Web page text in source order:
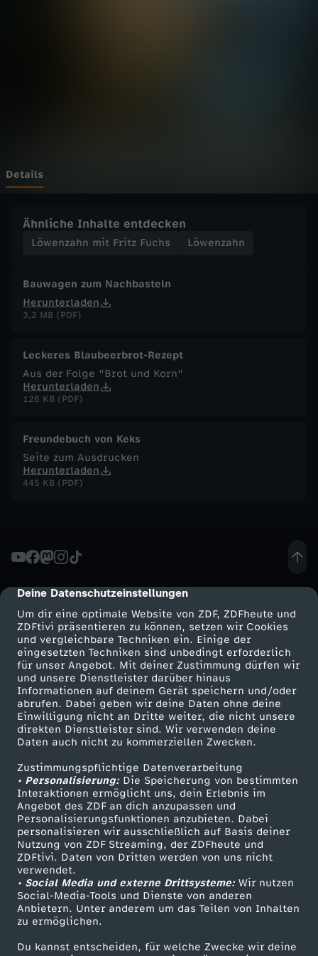
cmp-dialog-description
Deine Datenschutzeinstellungen
Um dir eine optimale Website von ZDF, ZDFheute und
ZDFtivi präsentieren zu können, setzen wir Cookies
und vergleichbare Techniken ein. Einige der
eingesetzten Techniken sind unbedingt erforderlich
für unser Angebot. Mit deiner Zustimmung dürfen wir
und unsere Dienstleister darüber hinaus
Informationen auf deinem Gerät speichern und/oder
abrufen. Dabei geben wir deine Daten ohne deine
Einwilligung nicht an Dritte weiter, die nicht unsere
direkten Dienstleister sind. Wir verwenden deine
Daten auch nicht zu kommerziellen Zwecken.
Zustimmungspflichtige Datenverarbeitung
• Personalisierung:Die Speicherung von bestimmten
Interaktionen ermöglicht uns, dein Erlebnis im
Angebot des ZDF an dich anzupassen und
Personalisierungsfunktionen anzubieten. Dabei
personalisieren wir ausschließlich auf Basis deiner
Nutzung von ZDF Streaming, der ZDFheute und
ZDFtivi. Daten von Dritten werden von uns nicht
verwendet.
• Social Media und externe Drittsysteme:Wir nutzen
Social-Media-Tools und Dienste von anderen
Anbietern. Unter anderem um das Teilen von Inhalten
zu ermöglichen.
Du kannst entscheiden, für welche Zwecke wir deine
F
i
t
z
F
u
h
s
R
o
b
b
e
n
f
a
m
i
l
i
Details
Ähnliche Inhalte entdecken
Löwenzahn mit Fritz Fuchs Löwenzahn
Bauwagen zum Nachbasteln
Herunterladen
3,2 MB (PDF)
Leckeres Blaubeerbrot-Rezept
Aus der Folge "Brot und Korn"
Herunterladen
126 KB (PDF)
Freundebuch von Keks
Seite zum Ausdrucken
Herunterladen
445 KB (PDF)
Mehr ZDF
ZDF-Apps
Smart TV
ZDFtext
Livestreams
Sendungen A-Z
TV-Programm
Service
ZDFmitreden
Kontakt zum ZDF
Tickets
Zuschauerservice
Hilfe
ZDF Unternehmen
Karriere